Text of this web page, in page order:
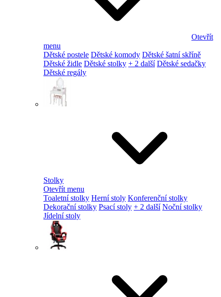
Otevřít
menu
Dětské postele Dětské komody Dětské šatní skříně
Dětské židle Dětské stolky + 2 další Dětské sedačky
Dětské regály
Stolky
Otevřít menu
Toaletní stolky Herní stoly Konferenční stolky
Dekorační stolky Psací stoly + 2 další Noční stolky
Jídelní stoly